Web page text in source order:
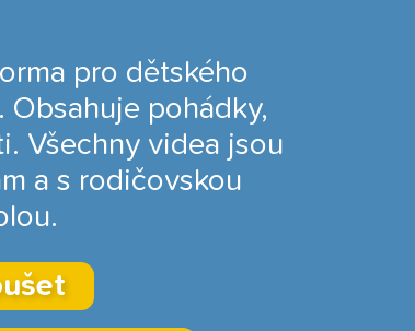
pro dětského
Obsahuje pohádky,
Všechny videa jsou
a s rodičovskou